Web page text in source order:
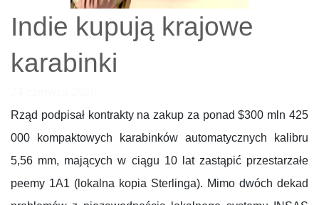
Indie kupują krajowe
karabinki
Rząd podpisał kontrakty na zakup za ponad $300 mln 425
000 kompaktowych karabinków automatycznych kalibru
5,56 mm, mających w ciągu 10 lat zastąpić przestarzałe
peemy 1A1 (lokalna kopia Sterlinga). Mimo dwóch dekad